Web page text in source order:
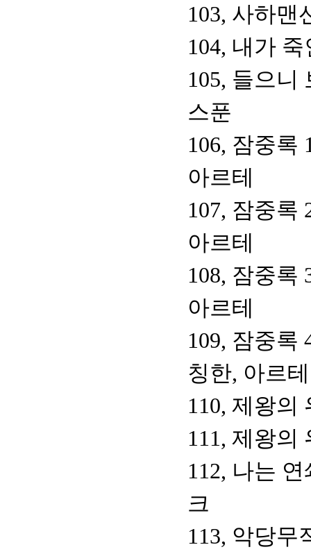
103, 사하맨
104, 내가
105, 들으니
스푼
106, 잠중록
아르테
107, 잠중록
아르테
108, 잠중록
아르테
109, 잠중록
칭한, 아르테
110, 제왕의
111, 제왕의
112, 나는
크
113, 악당무